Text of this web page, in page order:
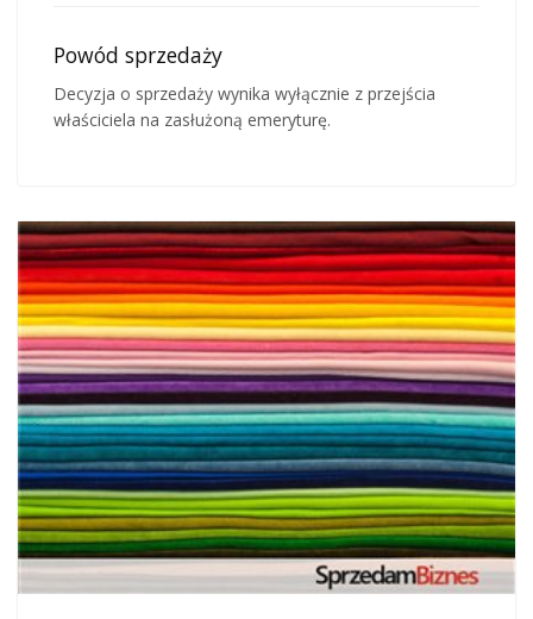
Powód sprzedaży
Decyzja o sprzedaży wynika wyłącznie z przejścia
właściciela na zasłużoną emeryturę.